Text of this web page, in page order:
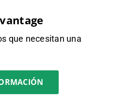
que necesitan una